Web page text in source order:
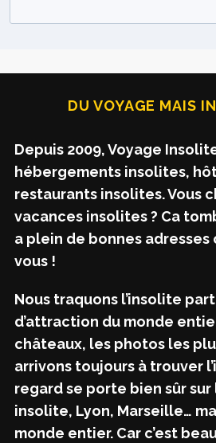
DU VOYAGE MAIS
Depuis 2009, Voyage
hébergements insolites,
restaurants insolites. Vous
vacances insolites ? Ca
a plein de bonnes
vous !
Nous traquons l’insolite
d’attraction du monde
châteaux, les photos les
arrivons toujours à trouver
regard se porte bien sûr sur
insolite, Lyon, Marseille…
monde entier. Car c’est